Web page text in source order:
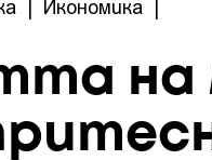
| Икономика |
на